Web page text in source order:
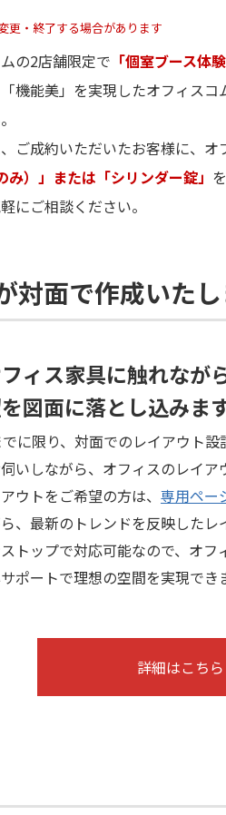
更・終了する場合があります
の2店舗限定で 「個室ブース体験
機能美」を実現したオフィスコ
ご成約いただいたお客様に、オ
み）」または「シリンダー錠」
にご相談ください。
面で作成いたし
ィス家具に触れなが
図面に落とし込みます
に限り、対面でのレイアウト
いしながら、オフィスのレイ
ウトをご希望の方は、 専用ペー
、最新のトレンドを反映した
トップで対応可能なので、オ
ポートで理想の空間を実現でき
詳細はこちら